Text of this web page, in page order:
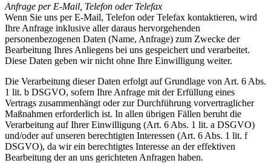
Anfrage per E-Mail, Telefon oder Telefax
Wenn Sie uns per E-Mail, Telefon oder Telefax kontaktieren, wird
Ihre Anfrage inklusive aller daraus hervorgehenden
personenbezogenen Daten (Name, Anfrage) zum Zwecke der
Bearbeitung Ihres Anliegens bei uns gespeichert und verarbeitet.
Diese Daten geben wir nicht ohne Ihre Einwilligung weiter.
Die Verarbeitung dieser Daten erfolgt auf Grundlage von Art. 6 Abs.
1 lit. b DSGVO, sofern Ihre Anfrage mit der Erfüllung eines
Vertrags zusammenhängt oder zur Durchführung vorvertraglicher
Maßnahmen erforderlich ist. In allen übrigen Fällen beruht die
Verarbeitung auf Ihrer Einwilligung (Art. 6 Abs. 1 lit. a DSGVO)
und/oder auf unseren berechtigten Interessen (Art. 6 Abs. 1 lit. f
DSGVO), da wir ein berechtigtes Interesse an der effektiven
Bearbeitung der an uns gerichteten Anfragen haben.